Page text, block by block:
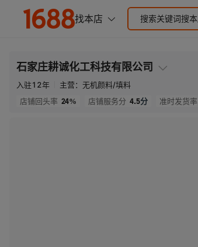
石家庄耕诚化工科技有限公司
入驻12年 主营： 无机颜料/填料
店铺回头率 24% 店铺服务分 4.5分 准时发货率